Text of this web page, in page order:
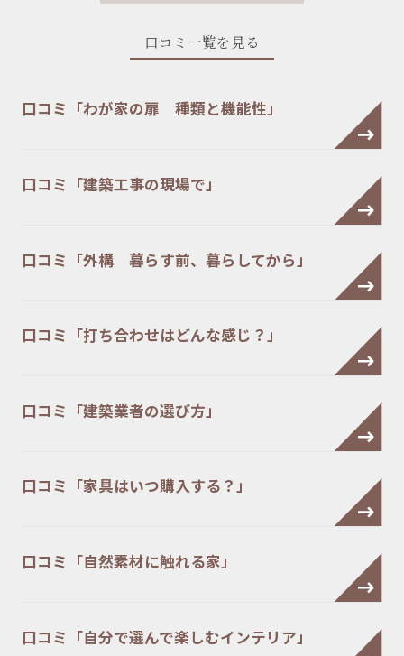
口コミ一覧を見る
口コミ「わが家の扉 種類と機能性」
口コミ「建築工事の現場で」
口コミ「外構 暮らす前、暮らしてから」
口コミ「打ち合わせはどんな感じ？」
口コミ「建築業者の選び方」
口コミ「家具はいつ購入する？」
口コミ「自然素材に触れる家」
口コミ「自分で選んで楽しむインテリア」